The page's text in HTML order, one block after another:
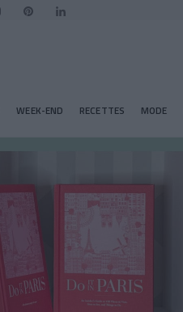
WEEK-END RECETTES MODE